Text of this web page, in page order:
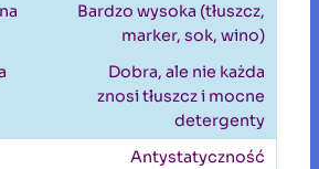
Bardzo wysoka (tłuszcz,
marker, sok, wino)
Dobra, ale nie każda
znosi tłuszcz i mocne
detergenty
Antystatyczność